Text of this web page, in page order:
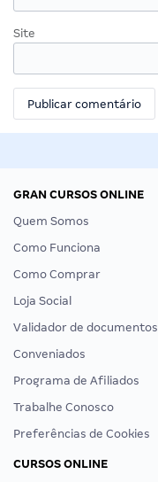
Site
GRAN CURSOS ONLINE
Quem Somos
Como Funciona
Como Comprar
Loja Social
Validador de documentos
Conveniados
Programa de Afiliados
Trabalhe Conosco
Preferências de Cookies
CURSOS ONLINE